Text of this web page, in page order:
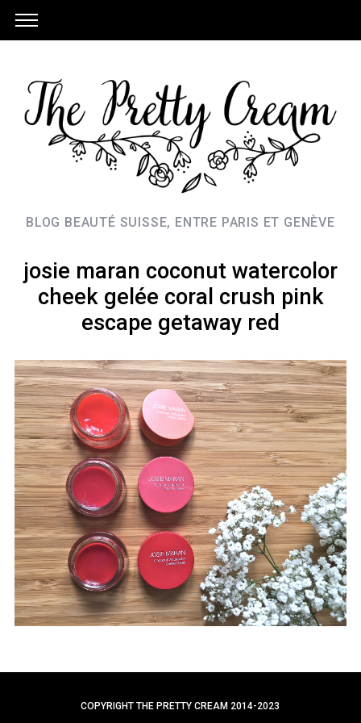
BLOG BEAUTÉ SUISSE, ENTRE PARIS ET GENÈVE
josie maran coconut watercolor
cheek gelée coral crush pink
escape getaway red
COPYRIGHT THE PRETTY CREAM 2014-2023
a
r
c
h
f
o
r
: